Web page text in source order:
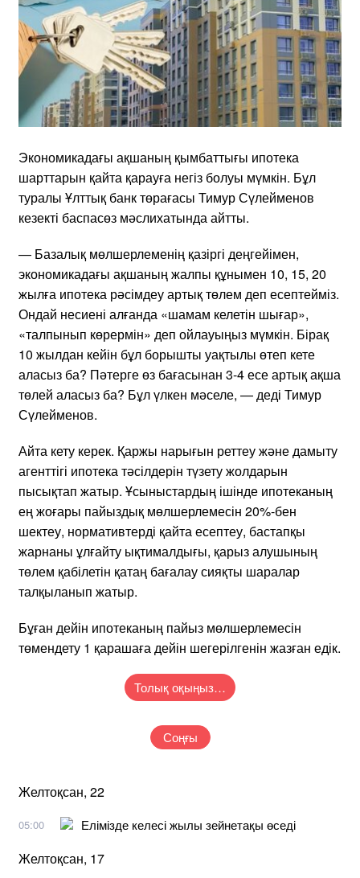
Экономикадағы ақшаның қымбаттығы ипотека
шарттарын қайта қарауға негіз болуы мүмкін. Бұл
туралы Ұлттық банк төрағасы Тимур Сүлейменов
кезекті баспасөз мәслихатында айтты.
— Базалық мөлшерлеменің қазіргі деңгейімен,
экономикадағы ақшаның жалпы құнымен 10, 15, 20
жылға ипотека рәсімдеу артық төлем деп есептейміз.
Ондай несиені алғанда «шамам келетін шығар»,
«талпынып көрермін» деп ойлауыңыз мүмкін. Бірақ
10 жылдан кейін бұл борышты уақтылы өтеп кете
аласыз ба? Пәтерге өз бағасынан 3-4 есе артық ақша
төлей аласыз ба? Бұл үлкен мәселе, — деді Тимур
Сүлейменов.
Айта кету керек. Қаржы нарығын реттеу және дамыту
агенттігі ипотека тәсілдерін түзету жолдарын
пысықтап жатыр. Ұсыныстардың ішінде ипотеканың
ең жоғары пайыздық мөлшерлемесін 20%-бен
шектеу, нормативтерді қайта есептеу, бастапқы
жарнаны ұлғайту ықтималдығы, қарыз алушының
төлем қабілетін қатаң бағалау сияқты шаралар
талқыланып жатыр.
Бұған дейін ипотеканың пайыз мөлшерлемесін
төмендету 1 қарашаға дейін шегерілгенін жазған едік.
Толық оқыңыз…
Соңғы
Желтоқсан, 22
05:00 Елімізде келесі жылы зейнетақы өседі
Желтоқсан, 17